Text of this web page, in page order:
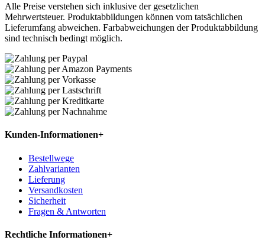
Alle Preise verstehen sich inklusive der gesetzlichen
Mehrwertsteuer. Produktabbildungen können vom tatsächlichen
Lieferumfang abweichen. Farbabweichungen der Produktabbildung
sind technisch bedingt möglich.
Kunden-Informationen+
Bestellwege
Zahlvarianten
Lieferung
Versandkosten
Sicherheit
Fragen & Antworten
Rechtliche Informationen+